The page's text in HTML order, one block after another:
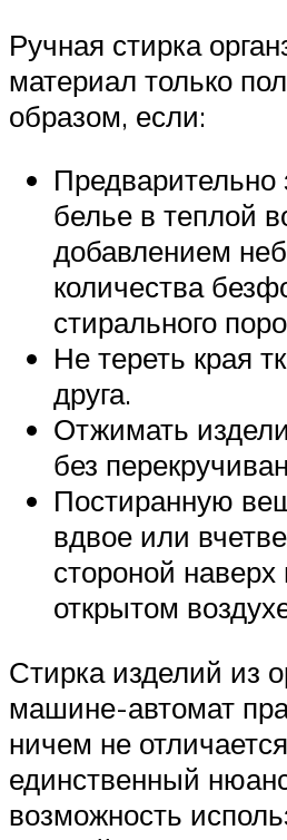
Ручная стирка
материал только
образом, если:
Предварительно
белье в теплой
добавлением
количества
стирального
Не тереть края
друга.
Отжимать
без
Постиранную
вдвое или
стороной
открытом
Стирка изделий из
машине-автомат
ничем не
единственный
возможность